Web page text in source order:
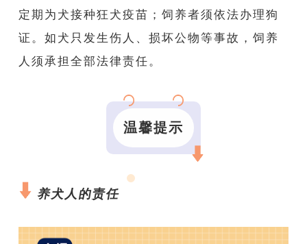
定期为犬接种狂犬疫苗；饲养者须依法办理狗
证。如犬只发生伤人、损坏公物等事故，饲养
人须承担全部法律责任。
温馨提示
养犬人的责任